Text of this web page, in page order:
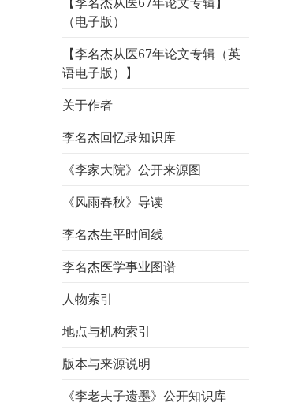
（电子版）
【李名杰从医67年论文专辑（英
语电子版）】
关于作者
李名杰回忆录知识库
《李家大院》公开来源图
《风雨春秋》导读
李名杰生平时间线
李名杰医学事业图谱
人物索引
地点与机构索引
版本与来源说明
《李老夫子遗墨》公开知识库